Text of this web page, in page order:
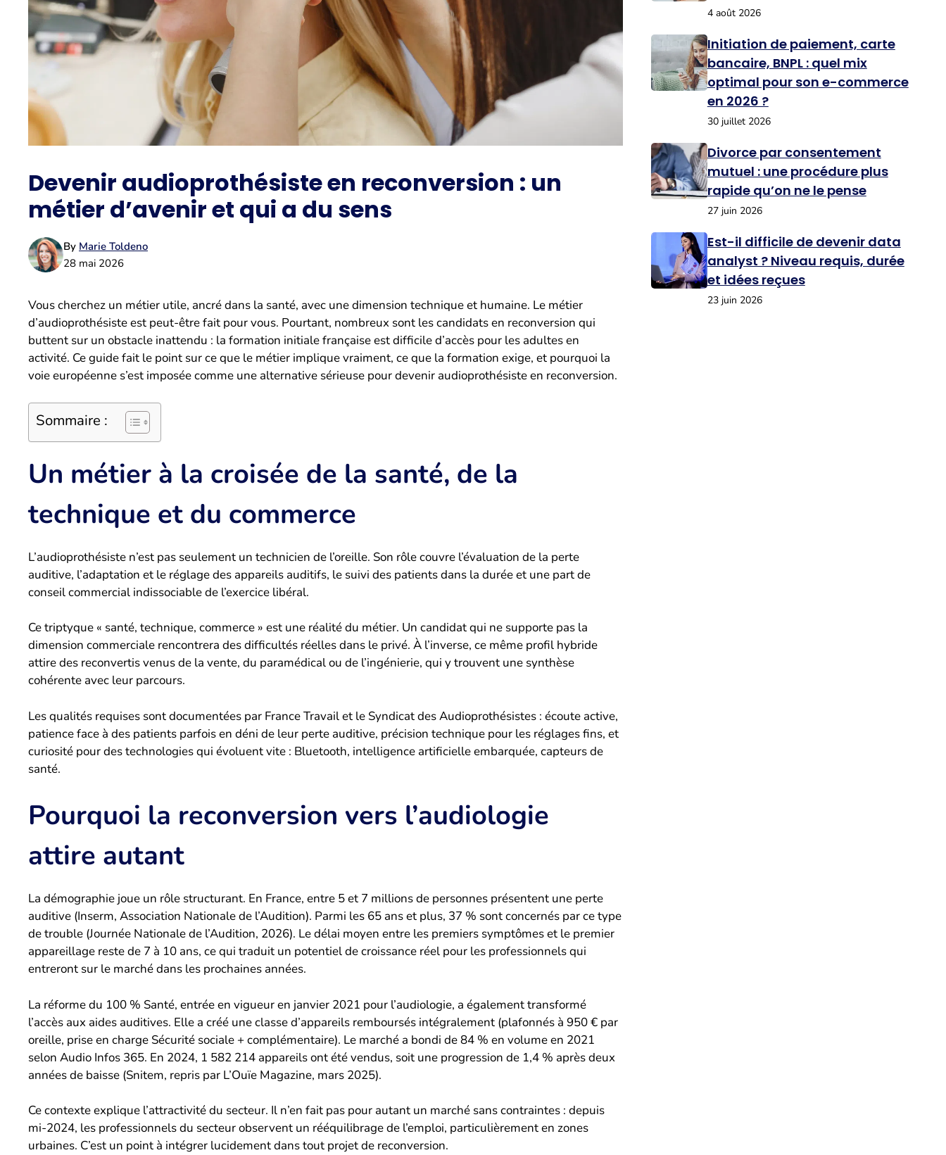
Devenir audioprothésiste en reconversion : un
métier d’avenir et qui a du sens
By Marie Toldeno
28 mai 2026
Vous cherchez un métier utile, ancré dans la santé, avec une dimension technique et humaine. Le métier
d’audioprothésiste est peut-être fait pour vous. Pourtant, nombreux sont les candidats en reconversion qui
buttent sur un obstacle inattendu : la formation initiale française est difficile d’accès pour les adultes en
activité. Ce guide fait le point sur ce que le métier implique vraiment, ce que la formation exige, et pourquoi la
voie européenne s’est imposée comme une alternative sérieuse pour devenir audioprothésiste en reconversion.
Sommaire :
Un métier à la croisée de la santé, de la
technique et du commerce
L’audioprothésiste n’est pas seulement un technicien de l’oreille. Son rôle couvre l’évaluation de la perte
auditive, l’adaptation et le réglage des appareils auditifs, le suivi des patients dans la durée et une part de
conseil commercial indissociable de l’exercice libéral.
Ce triptyque « santé, technique, commerce » est une réalité du métier. Un candidat qui ne supporte pas la
dimension commerciale rencontrera des difficultés réelles dans le privé. À l’inverse, ce même profil hybride
attire des reconvertis venus de la vente, du paramédical ou de l’ingénierie, qui y trouvent une synthèse
cohérente avec leur parcours.
Les qualités requises sont documentées par France Travail et le Syndicat des Audioprothésistes : écoute active,
patience face à des patients parfois en déni de leur perte auditive, précision technique pour les réglages fins, et
curiosité pour des technologies qui évoluent vite : Bluetooth, intelligence artificielle embarquée, capteurs de
santé.
Pourquoi la reconversion vers l’audiologie
attire autant
La démographie joue un rôle structurant. En France, entre 5 et 7 millions de personnes présentent une perte
auditive (Inserm, Association Nationale de l’Audition). Parmi les 65 ans et plus, 37 % sont concernés par ce type
de trouble (Journée Nationale de l’Audition, 2026). Le délai moyen entre les premiers symptômes et le premier
appareillage reste de 7 à 10 ans, ce qui traduit un potentiel de croissance réel pour les professionnels qui
entreront sur le marché dans les prochaines années.
La réforme du 100 % Santé, entrée en vigueur en janvier 2021 pour l’audiologie, a également transformé
l’accès aux aides auditives. Elle a créé une classe d’appareils remboursés intégralement (plafonnés à 950 € par
oreille, prise en charge Sécurité sociale + complémentaire). Le marché a bondi de 84 % en volume en 2021
selon Audio Infos 365. En 2024, 1 582 214 appareils ont été vendus, soit une progression de 1,4 % après deux
années de baisse (Snitem, repris par L’Ouïe Magazine, mars 2025).
Ce contexte explique l’attractivité du secteur. Il n’en fait pas pour autant un marché sans contraintes : depuis
mi-2024, les professionnels du secteur observent un rééquilibrage de l’emploi, particulièrement en zones
urbaines. C’est un point à intégrer lucidement dans tout projet de reconversion.
4 août 2026
Initiation de paiement, carte
bancaire, BNPL : quel mix
optimal pour son e-commerce
en 2026 ?
30 juillet 2026
Divorce par consentement
mutuel : une procédure plus
rapide qu’on ne le pense
27 juin 2026
Est-il difficile de devenir data
analyst ? Niveau requis, durée
et idées reçues
23 juin 2026